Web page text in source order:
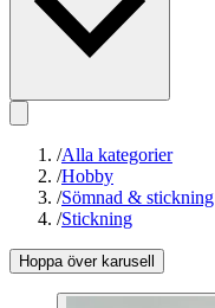
/Alla kategorier
/Hobby
/Sömnad & stickning
/Stickning
Hoppa över karusell